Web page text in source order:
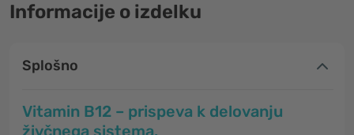
Informacije o izdelku
Splošno
Vitamin B12 – prispeva k delovanju
živčnega sistema.